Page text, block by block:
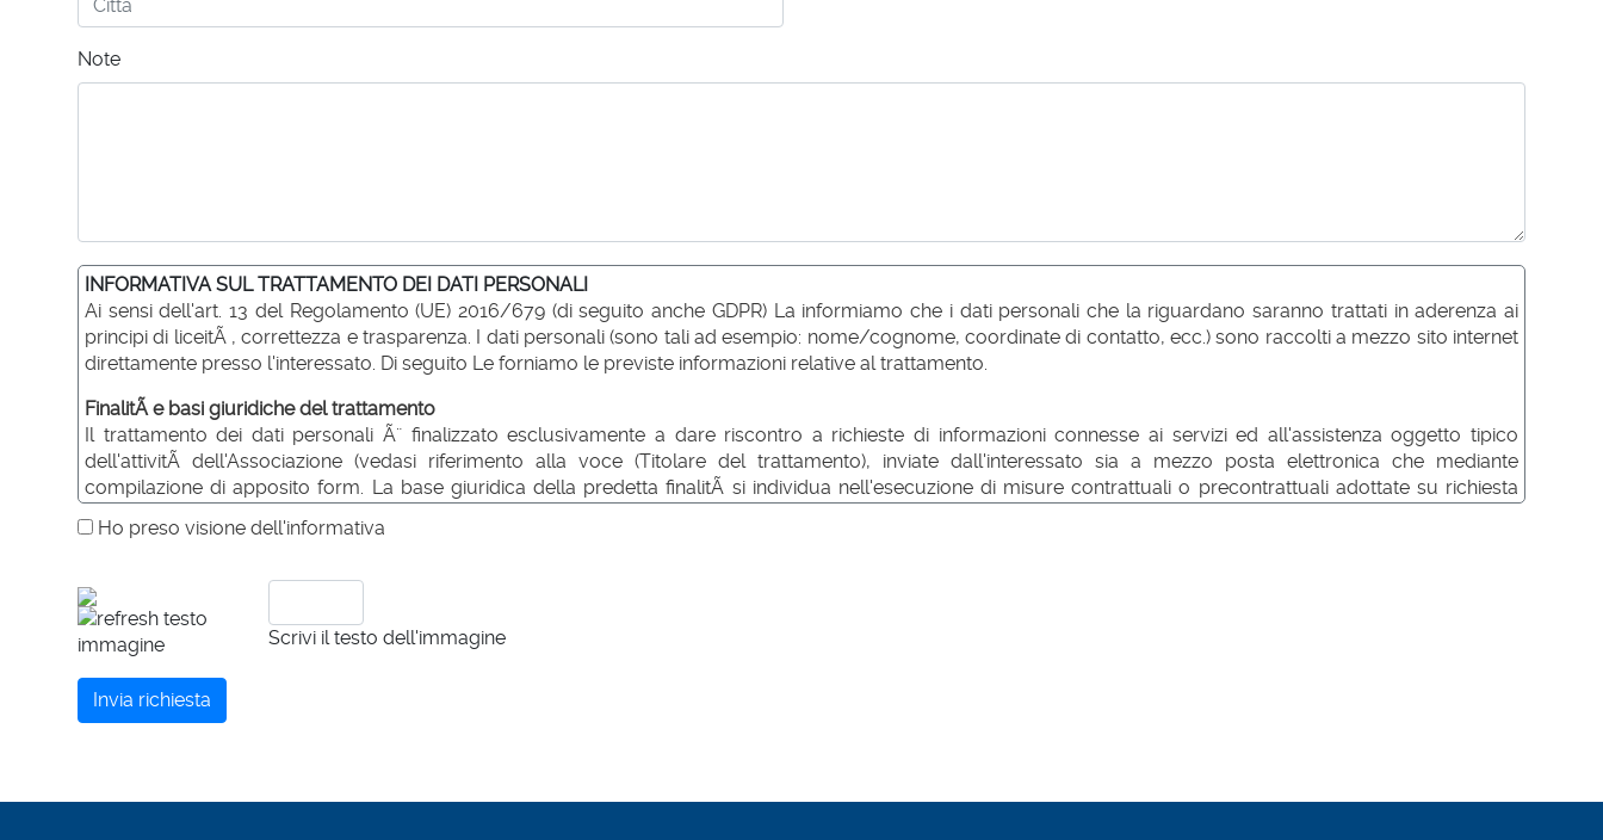
Note
INFORMATIVA SUL TRATTAMENTO DEI DATI PERSONALI
Ai sensi dell'art. 13 del Regolamento (UE) 2016/679 (di seguito anche GDPR) La informiamo che i dati personali che la riguardano saranno trattati in aderenza ai
principi di liceitÃ , correttezza e trasparenza. I dati personali (sono tali ad esempio: nome/cognome, coordinate di contatto, ecc.) sono raccolti a mezzo sito internet
direttamente presso l'interessato. Di seguito Le forniamo le previste informazioni relative al trattamento.
FinalitÃ e basi giuridiche del trattamento
Il trattamento dei dati personali Ã¨ finalizzato esclusivamente a dare riscontro a richieste di informazioni connesse ai servizi ed all'assistenza oggetto tipico
dell'attivitÃ dell'Associazione (vedasi riferimento alla voce (Titolare del trattamento), inviate dall'interessato sia a mezzo posta elettronica che mediante
compilazione di apposito form. La base giuridica della predetta finalitÃ si individua nell'esecuzione di misure contrattuali o precontrattuali adottate su richiesta
dell'interessato (art. 6.1 lettera b, GDPR). Non svolgiamo trattamenti con processi decisionali automatizzati nÃ© profilazioni.
I dati personali trattati sono conservati per un periodo di tempo compatibile con l'instaurazione di un efficiente scambio di richieste/informazioni, di prassi (fermi
tempi diversi richiesti dalla natura delle informazioni richieste) non eccedente i 3 mesi.
Consenso e facoltativitÃ /obbligatorietÃ del conferimento.
Il trattamento dei dati per le finalitÃ sopra individuate non richiede il consenso dell'interessato. Il conferimento dei dati Ã¨ in ogni caso obbligatorio ed essenziale ai
fini dell'esecuzione delle prestazioni richiesteci dall'interessato stesso, nonchÃ© per gli adempimenti di legge conseguenti e correlati. L'eventuale rifiuto di fornire
I dati raccolti a mezzo sito internet al solo fine di far fronte a richieste di informazioni, non sono oggetto di comunicazione a terzi o diffusione
Ho preso visione dell'informativa
Scrivi il testo dell'immagine
Invia richiesta